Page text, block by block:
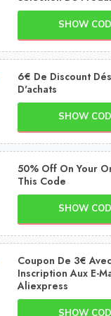
SHOW
6€ De Discount
D'achats
SHOW
50% Off On Your
This Code
SHOW
Coupon De 3€ Avec
Inscription Aux E-
Aliexpress
SHOW